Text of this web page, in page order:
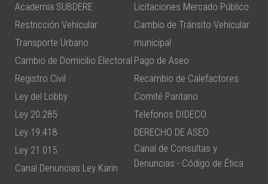
Academia SUBDERE
Restricción Vehicular
Transporte Urbano
Cambio de Domicilio Electoral
Registro Civil
Ley del Lobby
Ley 20.285
Ley 19.418
Ley 21.015
Canal Denuncias Ley Karin
Licitaciones Mercado Público
Cambio de Tránsito Vehicular
municipal
Pago de Aseo
Recambio de Calefactores
Comité Paritario
Telefonos DIDECO
DERECHO DE ASEO
Canal de Consultas y
Denuncias - Código de Ética